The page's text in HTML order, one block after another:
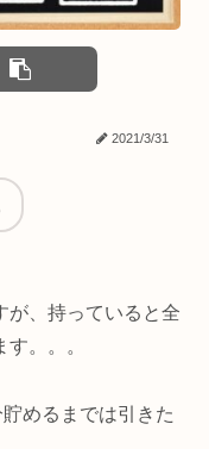
2021/3/31
が、持っていると全
。。。
めるまでは引きた